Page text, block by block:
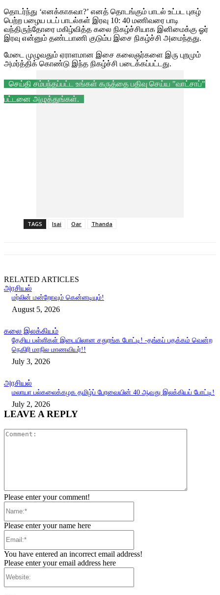
தொடர்ந்து ‘எனக்காகவா?’ எனத் தொடங்கும் பாடல் உட்பட புகழ்
பெற்ற பழைய படப் பாடல்கள் இரவு 10: 40 மணிவரை பாடி
வந்திருந்தோரை மகிழ்வித்த கலை நிகழ்ச்சியாக இனிமைக்கு ஓர்
இரவு என்னும் தண்டபாணி குடும்ப இசை நிகழ்ச்சி அமைந்தது.
மேடை முழுவதும் ஏராளமான இசை கலைஞர்களை இரு புறமும்
அமர்த்திக் கொண்டு இந்த நிகழ்ச்சி படைக்கப்பட்டது.
செய்தி சம்பந்தப்பட்ட உங்கள் கருத்தை பதிவு செய்ய "வாட்சாப்"
பட்டனை அழுத்துங்கள்.
TAGS Isai Oar Thanda
RELATED ARTICLES
அரசியல்
மர்லின் மன்றோவும் கென்னடியும்!
August 5, 2026
கலை இலக்கியம்
தேசிய பள்ளிகள் இடையிலான சதுரங்க போட்டி! -தங்கப் பதக்கம் வென்ற
நெகிரி மாநில மாணவியர்!!
July 3, 2026
அரசியல்
மலாயா பல்கலைக்கழக தமிழ்ப் பேரவையின் 40 ஆவது இலக்கியப் போட்டி!
July 2, 2026
LEAVE A REPLY
Please enter your comment!
Please enter your name here
You have entered an incorrect email address!
Please enter your email address here